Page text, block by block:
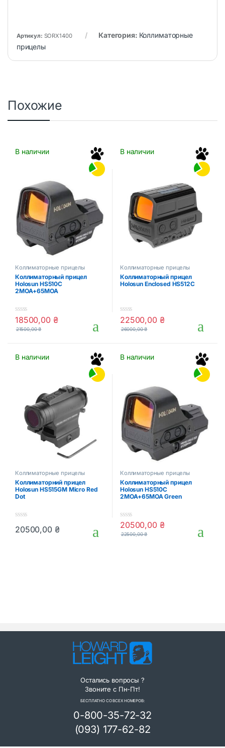
Артикул: SORX1400 Категория: Коллиматорные
прицелы
Похожие
В наличии
Коллиматорные прицелы
Коллиматорный прицел
Holosun HS510C
2MOA+65MOA
0
o
u
f
5
18500,00 ₴
21500,00₴
В наличии
Коллиматорные прицелы
Коллиматорный прицел
Holosun Enclosed HS512C
0
o
u
f
5
22500,00 ₴
26000,00₴
В наличии
Коллиматорные прицелы
Коллиматорний прицел
Holosun HS515GM Micro Red
Dot
0
o
20500,00 ₴
В наличии
Коллиматорные прицелы
Коллиматорный прицел
Holosun HS510C
2MOA+65MOA Green
0
o
20500,00 ₴
22500,00₴
Остались вопросы ?
Звоните с Пн-Пт!
БЕСПЛАТНО СО ВСЕХ НОМЕРОВ:
0-800-35-72-32
(093) 177-62-82